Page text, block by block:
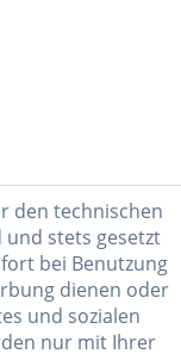
den technischen
stets gesetzt
bei Benutzung
dienen oder
und sozialen
nur mit Ihrer